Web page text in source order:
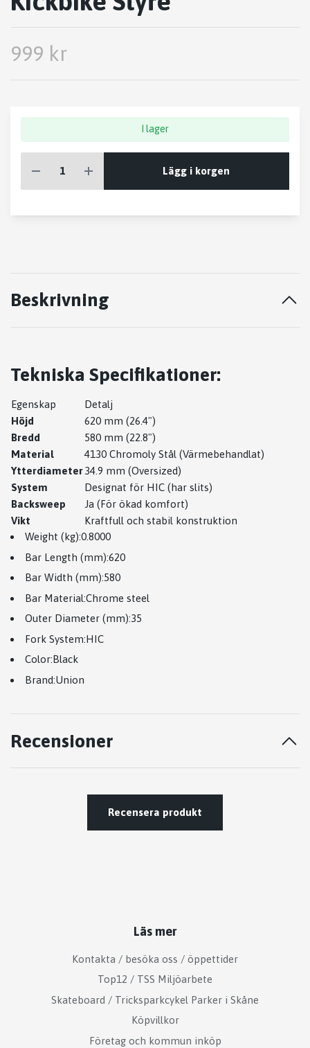
999 kr
I lager
Lägg i korgen
Beskrivning
Tekniska Specifikationer:
Egenskap
Detalj
Höjd
620 mm (26.4")
Bredd
580 mm (22.8")
Material
4130 Chromoly Stål (Värmebehandlat)
Ytterdiameter34.9 mm (Oversized)
System
Designat för HIC (har slits)
Backsweep
Ja (För ökad komfort)
Vikt
Kraftfull och stabil konstruktion
Weight (kg):0.8000
Bar Length (mm):620
Bar Width (mm):580
Bar Material:Chrome steel
Outer Diameter (mm):35
Fork System:HIC
Color:Black
Brand:Union
Recensioner
Recensera produkt
Läs mer
Kontakta / besöka oss / öppettider
Top12 / TSS Miljöarbete
Skateboard / Tricksparkcykel Parker i Skåne
Köpvillkor
Företag och kommun inköp